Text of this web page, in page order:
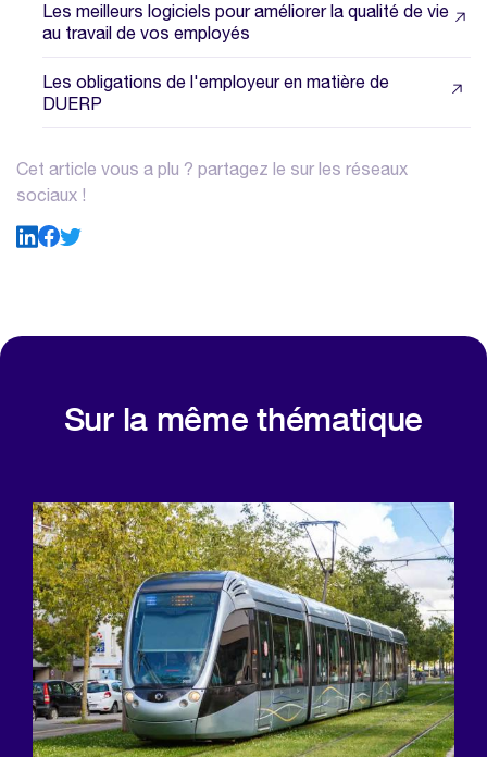
Les meilleurs logiciels pour améliorer la qualité de vie
au travail de vos employés
Les obligations de l'employeur en matière de
DUERP
Cet article vous a plu ? partagez le sur les réseaux
sociaux !
Sur la même thématique